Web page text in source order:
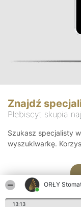
ORŁY
13:13
Znajdź
Plebiscyt skupia
Szukasz specjalisty
wyszukiwarkę.